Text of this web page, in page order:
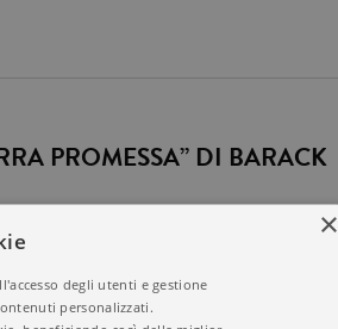
PROMESSA” DI BARACK
×
degli utenti e gestione
personalizzati.